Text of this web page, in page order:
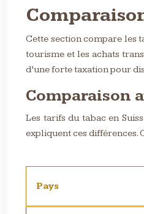
Cette section compare les
tourisme et les achats
d’une forte taxation pour
Comparaison
Les tarifs du tabac en
expliquent ces différences.
Pays